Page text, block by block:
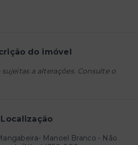
do imóvel
a alterações. Consulte o
Localização
Manoel Branco - Não